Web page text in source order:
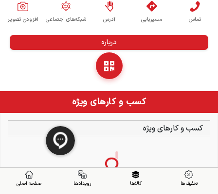
تماس مسیریابی آدرس شبکه‌های اجتماعی افزودن تصویر
درباره
کسب و کارهای ویژه
کسب و کارهای ویژه
تخفیف ها کالاها رویدادها صفحه اصلی